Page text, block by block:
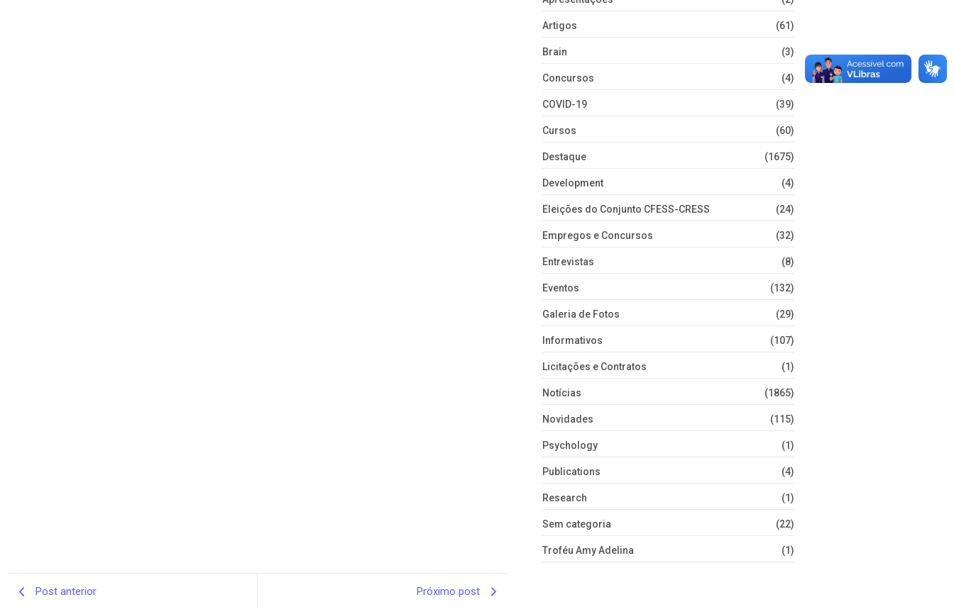
Artigos (61)
Brain (3)
Concursos (4)
COVID-19 (39)
Cursos (60)
Destaque (1675)
Development (4)
Eleições do Conjunto CFESS-CRESS (24)
Empregos e Concursos (32)
Entrevistas (8)
Eventos (132)
Galeria de Fotos (29)
Informativos (107)
Licitações e Contratos (1)
Notícias (1865)
Novidades (115)
Psychology (1)
Publications (4)
Research (1)
Sem categoria (22)
Troféu Amy Adelina (1)
Post anterior Próximo post